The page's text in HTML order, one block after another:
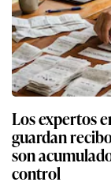
Los expertos
guardan
son
control